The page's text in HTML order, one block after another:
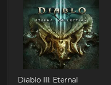
Diablo III: Eternal